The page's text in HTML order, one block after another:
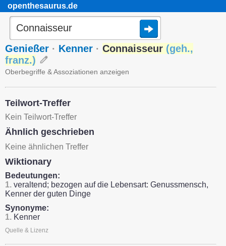
openthesaurus.de
Genießer · Kenner · Connaisseur (geh.,
franz.)
Oberbegriffe & Assoziationen anzeigen
Teilwort-Treffer
Kein Teilwort-Treffer
Ähnlich geschrieben
Keine ähnlichen Treffer
Wiktionary
Bedeutungen:
1. veraltend; bezogen auf die Lebensart: Genussmensch,
Kenner der guten Dinge
Synonyme:
1. Kenner
Quelle & Lizenz